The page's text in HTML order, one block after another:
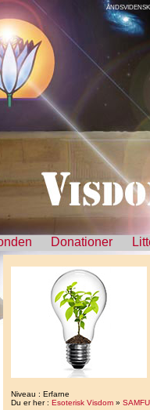
Donationer
Niveau : Erfarne
Du er her : Esoterisk Visdom »